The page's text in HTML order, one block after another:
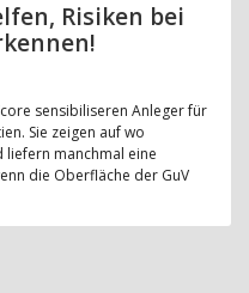
Risiken bei
sensibiliseren Anleger für
Sie zeigen auf wo
liefern manchmal eine
die Oberfläche der GuV